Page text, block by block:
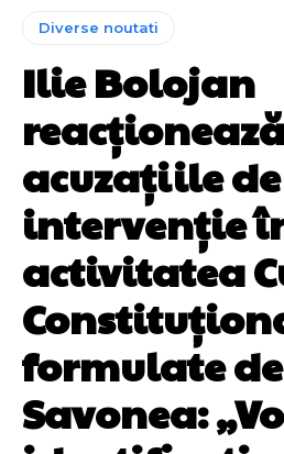
Diverse noutati
Ilie Bolojan
acuzațiile de
intervenție
activitatea
formulate
Savonea: